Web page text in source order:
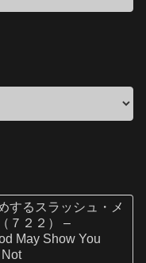
するスラッシュ・メ
７２２） –
May Show You